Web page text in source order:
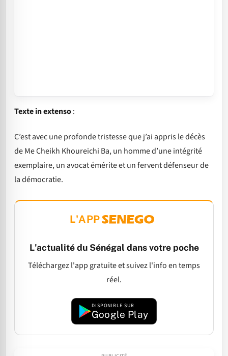
Texte in extenso:
C’est avec une profonde tristesse que j’ai appris le décès
de Me Cheikh Khoureichi Ba, un homme d’une intégrité
exemplaire, un avocat émérite et un fervent défenseur de
la démocratie.
L'APP
L'actualité du Sénégal dans votre poche
Téléchargez l'app gratuite et suivez l'info en temps
réel.
DISPONIBLE SUR
Google Play